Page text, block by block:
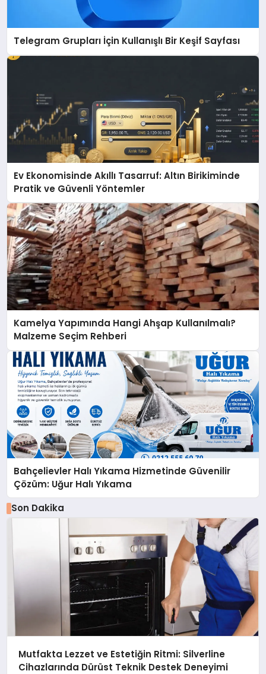
Telegram Grupları İçin Kullanışlı Bir Keşif Sayfası
Ev Ekonomisinde Akıllı Tasarruf: Altın Birikiminde
Pratik ve Güvenli Yöntemler
Kamelya Yapımında Hangi Ahşap Kullanılmalı?
Malzeme Seçim Rehberi
Bahçelievler Halı Yıkama Hizmetinde Güvenilir
Çözüm: Uğur Halı Yıkama
Son Dakika
Mutfakta Lezzet ve Estetiğin Ritmi: Silverline
Cihazlarında Dürüst Teknik Destek Deneyimi